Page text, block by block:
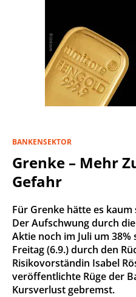
BANKENSEKTOR
Grenke – Mehr
Gefahr
Für Grenke hätte es
Der Aufschwung durch
Aktie noch im Juli um
Freitag (6.9.) durch den
Risikovorständin Isabel
veröffentlichte Rüge der
Kursverlust gebremst.